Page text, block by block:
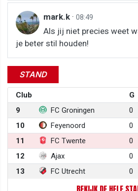
mark.k · 08:49
Als jij niet precies weet
je beter stil houden!
STAND
Club G
9
FC Groningen 0
10
Feyenoord 0
11
FC Twente 0
12
Ajax 0
13
FC Utrecht 0